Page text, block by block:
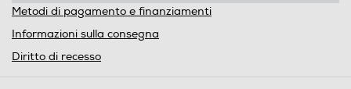
Metodi di pagamento e finanziamenti
Informazioni sulla consegna
Diritto di recesso